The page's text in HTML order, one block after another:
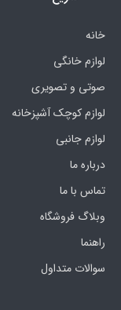
خانه
لوازم خانگی
صوتی و تصویری
لوازم کوچک آشپزخانه
لوازم جانبی
درباره ما
تماس با ما
وبلاگ فروشگاه
راهنما
سوالات متداول